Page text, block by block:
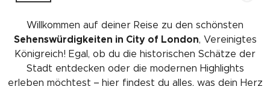
Willkommen auf deiner Reise zu den schönsten
Sehenswürdigkeiten in City of London, Vereinigtes
Königreich! Egal, ob du die historischen Schätze der
Stadt entdecken oder die modernen Highlights
erleben möchtest – hier findest du alles, was dein Herz